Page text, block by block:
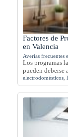
Factores de
en Valencia
Averías frecuentes
Los programas
pueden deberse
electrodomésticos